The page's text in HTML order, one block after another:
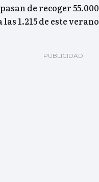
de recoger 55.000
1.215 de este verano